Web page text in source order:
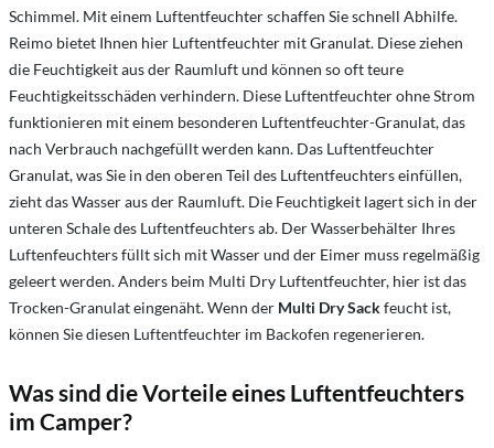
Schimmel. Mit einem Luftentfeuchter schaffen Sie schnell Abhilfe.
Reimo bietet Ihnen hier Luftentfeuchter mit Granulat. Diese ziehen
die Feuchtigkeit aus der Raumluft und können so oft teure
Feuchtigkeitsschäden verhindern. Diese Luftentfeuchter ohne Strom
funktionieren mit einem besonderen Luftentfeuchter-Granulat, das
nach Verbrauch nachgefüllt werden kann. Das Luftentfeuchter
Granulat, was Sie in den oberen Teil des Luftentfeuchters einfüllen,
zieht das Wasser aus der Raumluft. Die Feuchtigkeit lagert sich in der
unteren Schale des Luftentfeuchters ab. Der Wasserbehälter Ihres
Luftenfeuchters füllt sich mit Wasser und der Eimer muss regelmäßig
geleert werden. Anders beim Multi Dry Luftentfeuchter, hier ist das
Trocken-Granulat eingenäht. Wenn der Multi Dry Sackfeucht ist,
können Sie diesen Luftentfeuchter im Backofen regenerieren.
Was sind die Vorteile eines Luftentfeuchters
im Camper?